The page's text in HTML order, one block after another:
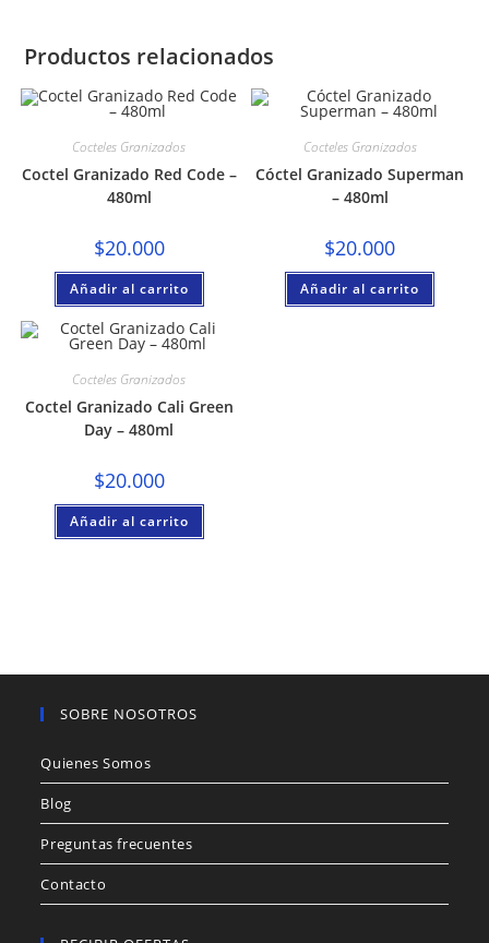
Productos relacionados
Cocteles Granizados
Coctel Granizado Red Code –
480ml
$20.000
Añadir al carrito
Cocteles Granizados
Cóctel Granizado Superman
– 480ml
$20.000
Añadir al carrito
Cocteles Granizados
Coctel Granizado Cali Green
Day – 480ml
$20.000
Añadir al carrito
SOBRE NOSOTROS
Quienes Somos
Blog
Preguntas frecuentes
Contacto